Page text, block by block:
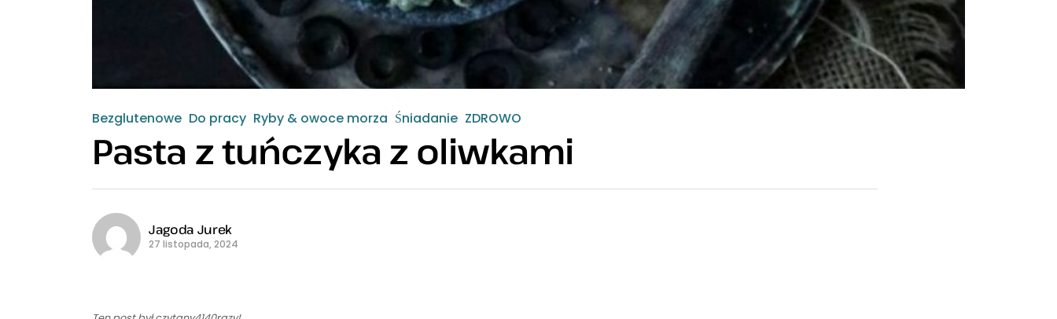
Bezglutenowe Do pracy Ryby & owoce morza Śniadanie ZDROWO
Pasta z tuńczyka z oliwkami
Jagoda Jurek
27 listopada, 2024